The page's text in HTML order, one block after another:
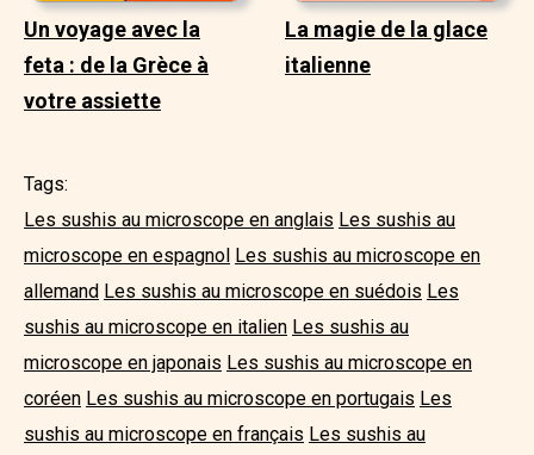
Un voyage avec la
feta : de la Grèce à
votre assiette
La magie de la glace
italienne
Tags:
Les sushis au microscope en anglais Les sushis au
microscope en espagnol Les sushis au microscope en
allemand Les sushis au microscope en suédois Les
sushis au microscope en italien Les sushis au
microscope en japonais Les sushis au microscope en
coréen Les sushis au microscope en portugais Les
sushis au microscope en français Les sushis au